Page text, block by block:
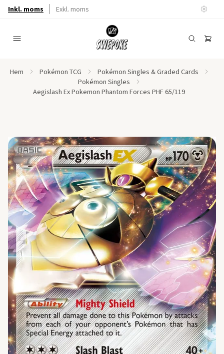
Inkl. moms Exkl. moms
Hem Pokémon TCG
Pokémon Singles & Graded Cards
Pokémon Singles
Aegislash Ex Pokemon Phantom Forces PHF 65/119